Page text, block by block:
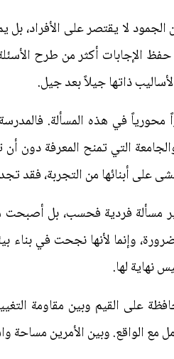
الجمود لا يقتصر على الأفراد،
الإجابات أكثر من طرح الأسئلة،
ذاتها جيلاً بعد جيل.
محورياً في هذه المسألة.
التي تمنح المعرفة دون
على أبنائها من التجربة،
مسألة فردية فحسب، بل أصبحت
وإنما لأنها نجحت في
نهاية لها.
على القيم وبين مقاومة
مع الواقع. وبين الأمرين مساحة